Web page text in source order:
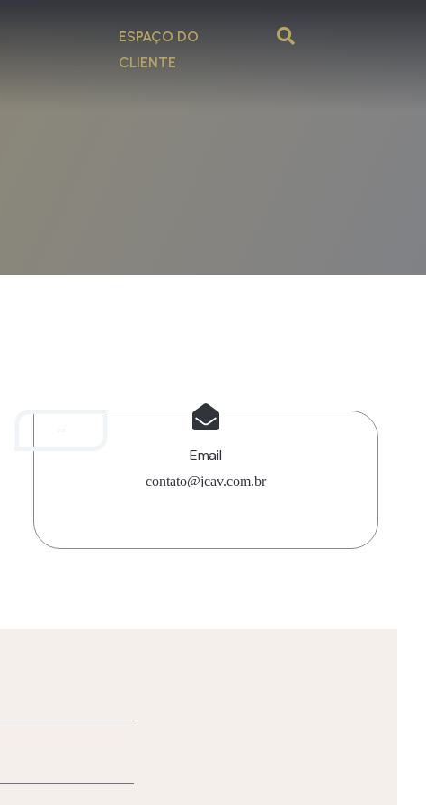
ESPAÇO DO
CLIENTE
Email
contato@jcav.com.br